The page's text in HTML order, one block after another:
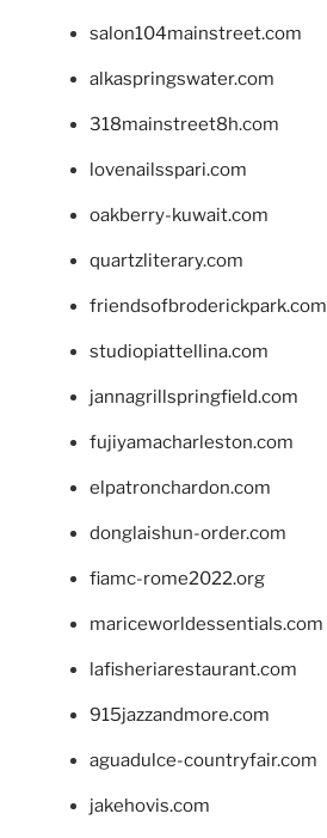
salon104mainstreet.com
alkaspringswater.com
318mainstreet8h.com
lovenailsspari.com
oakberry-kuwait.com
quartzliterary.com
friendsofbroderickpark.com
studiopiattellina.com
jannagrillspringfield.com
fujiyamacharleston.com
elpatronchardon.com
donglaishun-order.com
fiamc-rome2022.org
mariceworldessentials.com
lafisheriarestaurant.com
915jazzandmore.com
aguadulce-countryfair.com
jakehovis.com